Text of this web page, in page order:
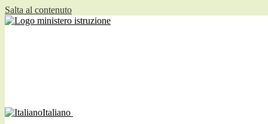
Salta al contenuto
Italiano